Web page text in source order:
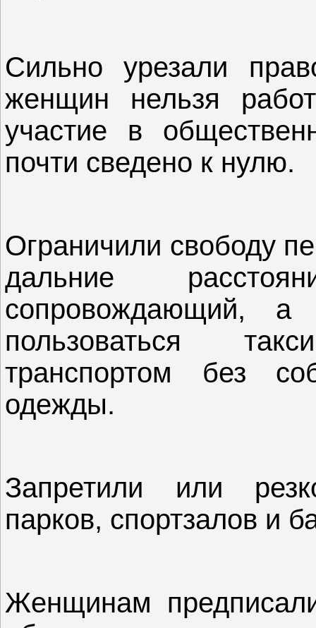
Сильно урезали
женщин нельзя
участие в
почти сведено к нулю.
Ограничили свободу
дальние
сопровождающий,
пользоваться
транспортом без
одежды.
Запретили или
парков, спортзалов и
Женщинам